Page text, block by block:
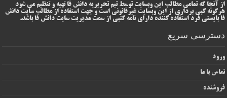
از آنجا که تمامی مطالب این وبسایت توسط تیم تحریریه دانش فا تهیه و تنظیم می شود
هرگونه کپی برداری از این وبسایت غیرقانونی است و جهت استفاده از مطالب سایت دانش
فا بایستی فرد استفاده کننده دارای نامه کتبی از سمت مدیریت سایت دانش فا باشد.
دسترسی سریع
ورود
تماس با ما
فروشنده